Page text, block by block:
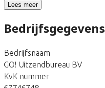
Lees meer
Bedrijfsgegevens
Bedrijfsnaam
GO! Uitzendbureau BV
KvK nummer